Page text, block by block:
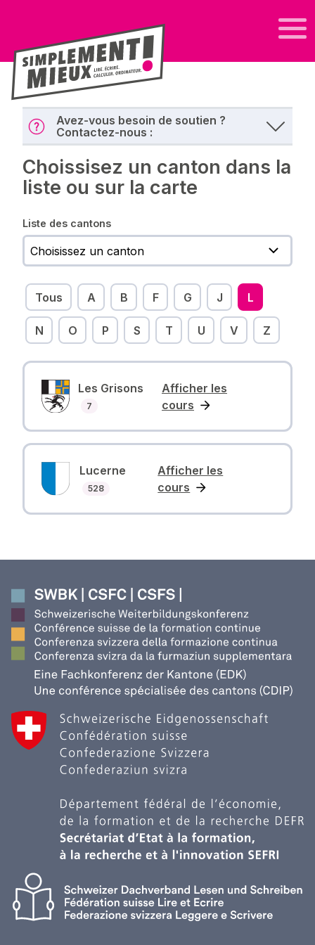
Avez-vous besoin de soutien ?
Contactez-nous :
Choissisez un canton dans la
liste ou sur la carte
Liste des cantons
Tous A B F G J L
N O P S T U V Z
Les Grisons
7Nombre des cours
Afficher les
cours
Lucerne
528Nombre des cours
Afficher les
cours